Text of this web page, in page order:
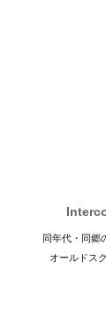
同年代・同郷
オールドス